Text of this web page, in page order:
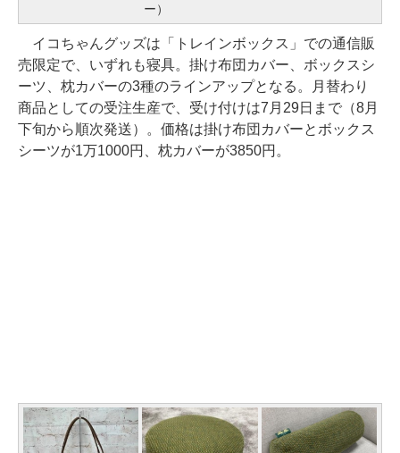
ー）
イコちゃんグッズは「トレインボックス」での通信販
売限定で、いずれも寝具。掛け布団カバー、ボックスシ
ーツ、枕カバーの3種のラインアップとなる。月替わり
商品としての受注生産で、受け付けは7月29日まで（8月
下旬から順次発送）。価格は掛け布団カバーとボックス
シーツが1万1000円、枕カバーが3850円。